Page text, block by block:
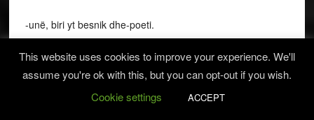
-unë, biri yt besnik dhe-poeti.
…………………………………………………………….
SHQIPTARI KENDON
This website uses cookies to improve your experience. We'll
assume you're ok with this, but you can opt-out if you wish.
Cookie settings
ACCEPT